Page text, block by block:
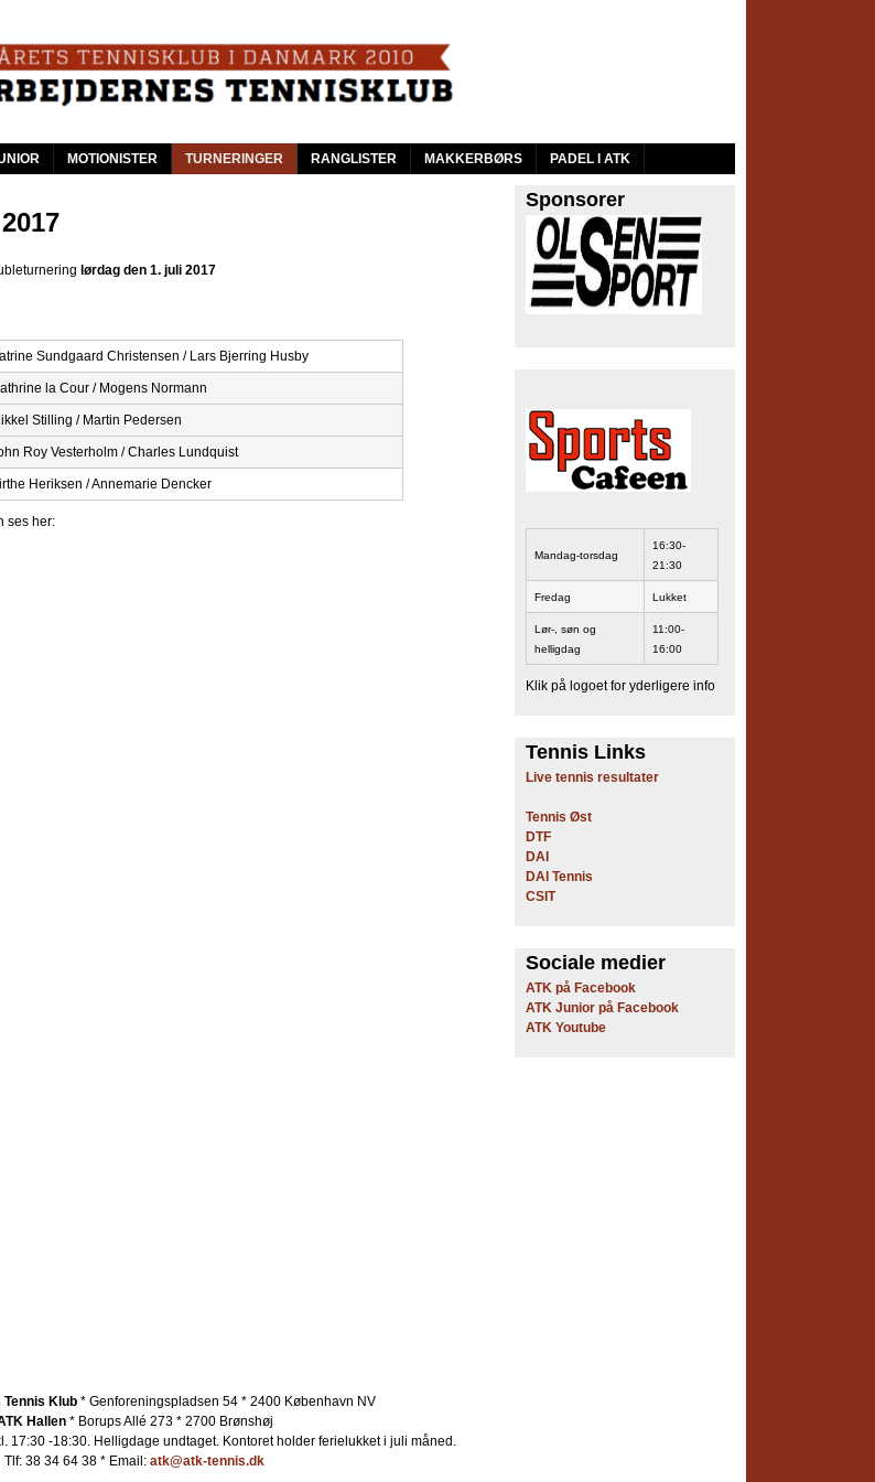
to
main
content
MOTIONISTER TURNERINGER RANGLISTER MAKKERBØRS PADEL I ATK
lørdag den 1. juli 2017
Sundgaard Christensen / Lars Bjerring Husby
la Cour / Mogens Normann
Stilling / Martin Pedersen
Roy Vesterholm / Charles Lundquist
Heriksen / Annemarie Dencker
ses her:
Sponsorer
Mandag-torsdag
16:30-
21:30
Fredag Lukket
Lør-, søn og
helligdag
11:00-
16:00
Klik på logoet for yderligere info
Tennis Links
Live tennis resultater
Tennis Øst
DTF
DAI
DAI Tennis
CSIT
Sociale medier
ATK på Facebook
ATK Junior på Facebook
ATK Youtube
Klub * Genforeningspladsen 54 * 2400 København NV
Hallen* Borups Allé 273 * 2700 Brønshøj
17:30 -18:30. Helligdage undtaget. Kontoret holder ferielukket i juli måned.
Tlf: 38 34 64 38 * Email: atk@atk-tennis.dk